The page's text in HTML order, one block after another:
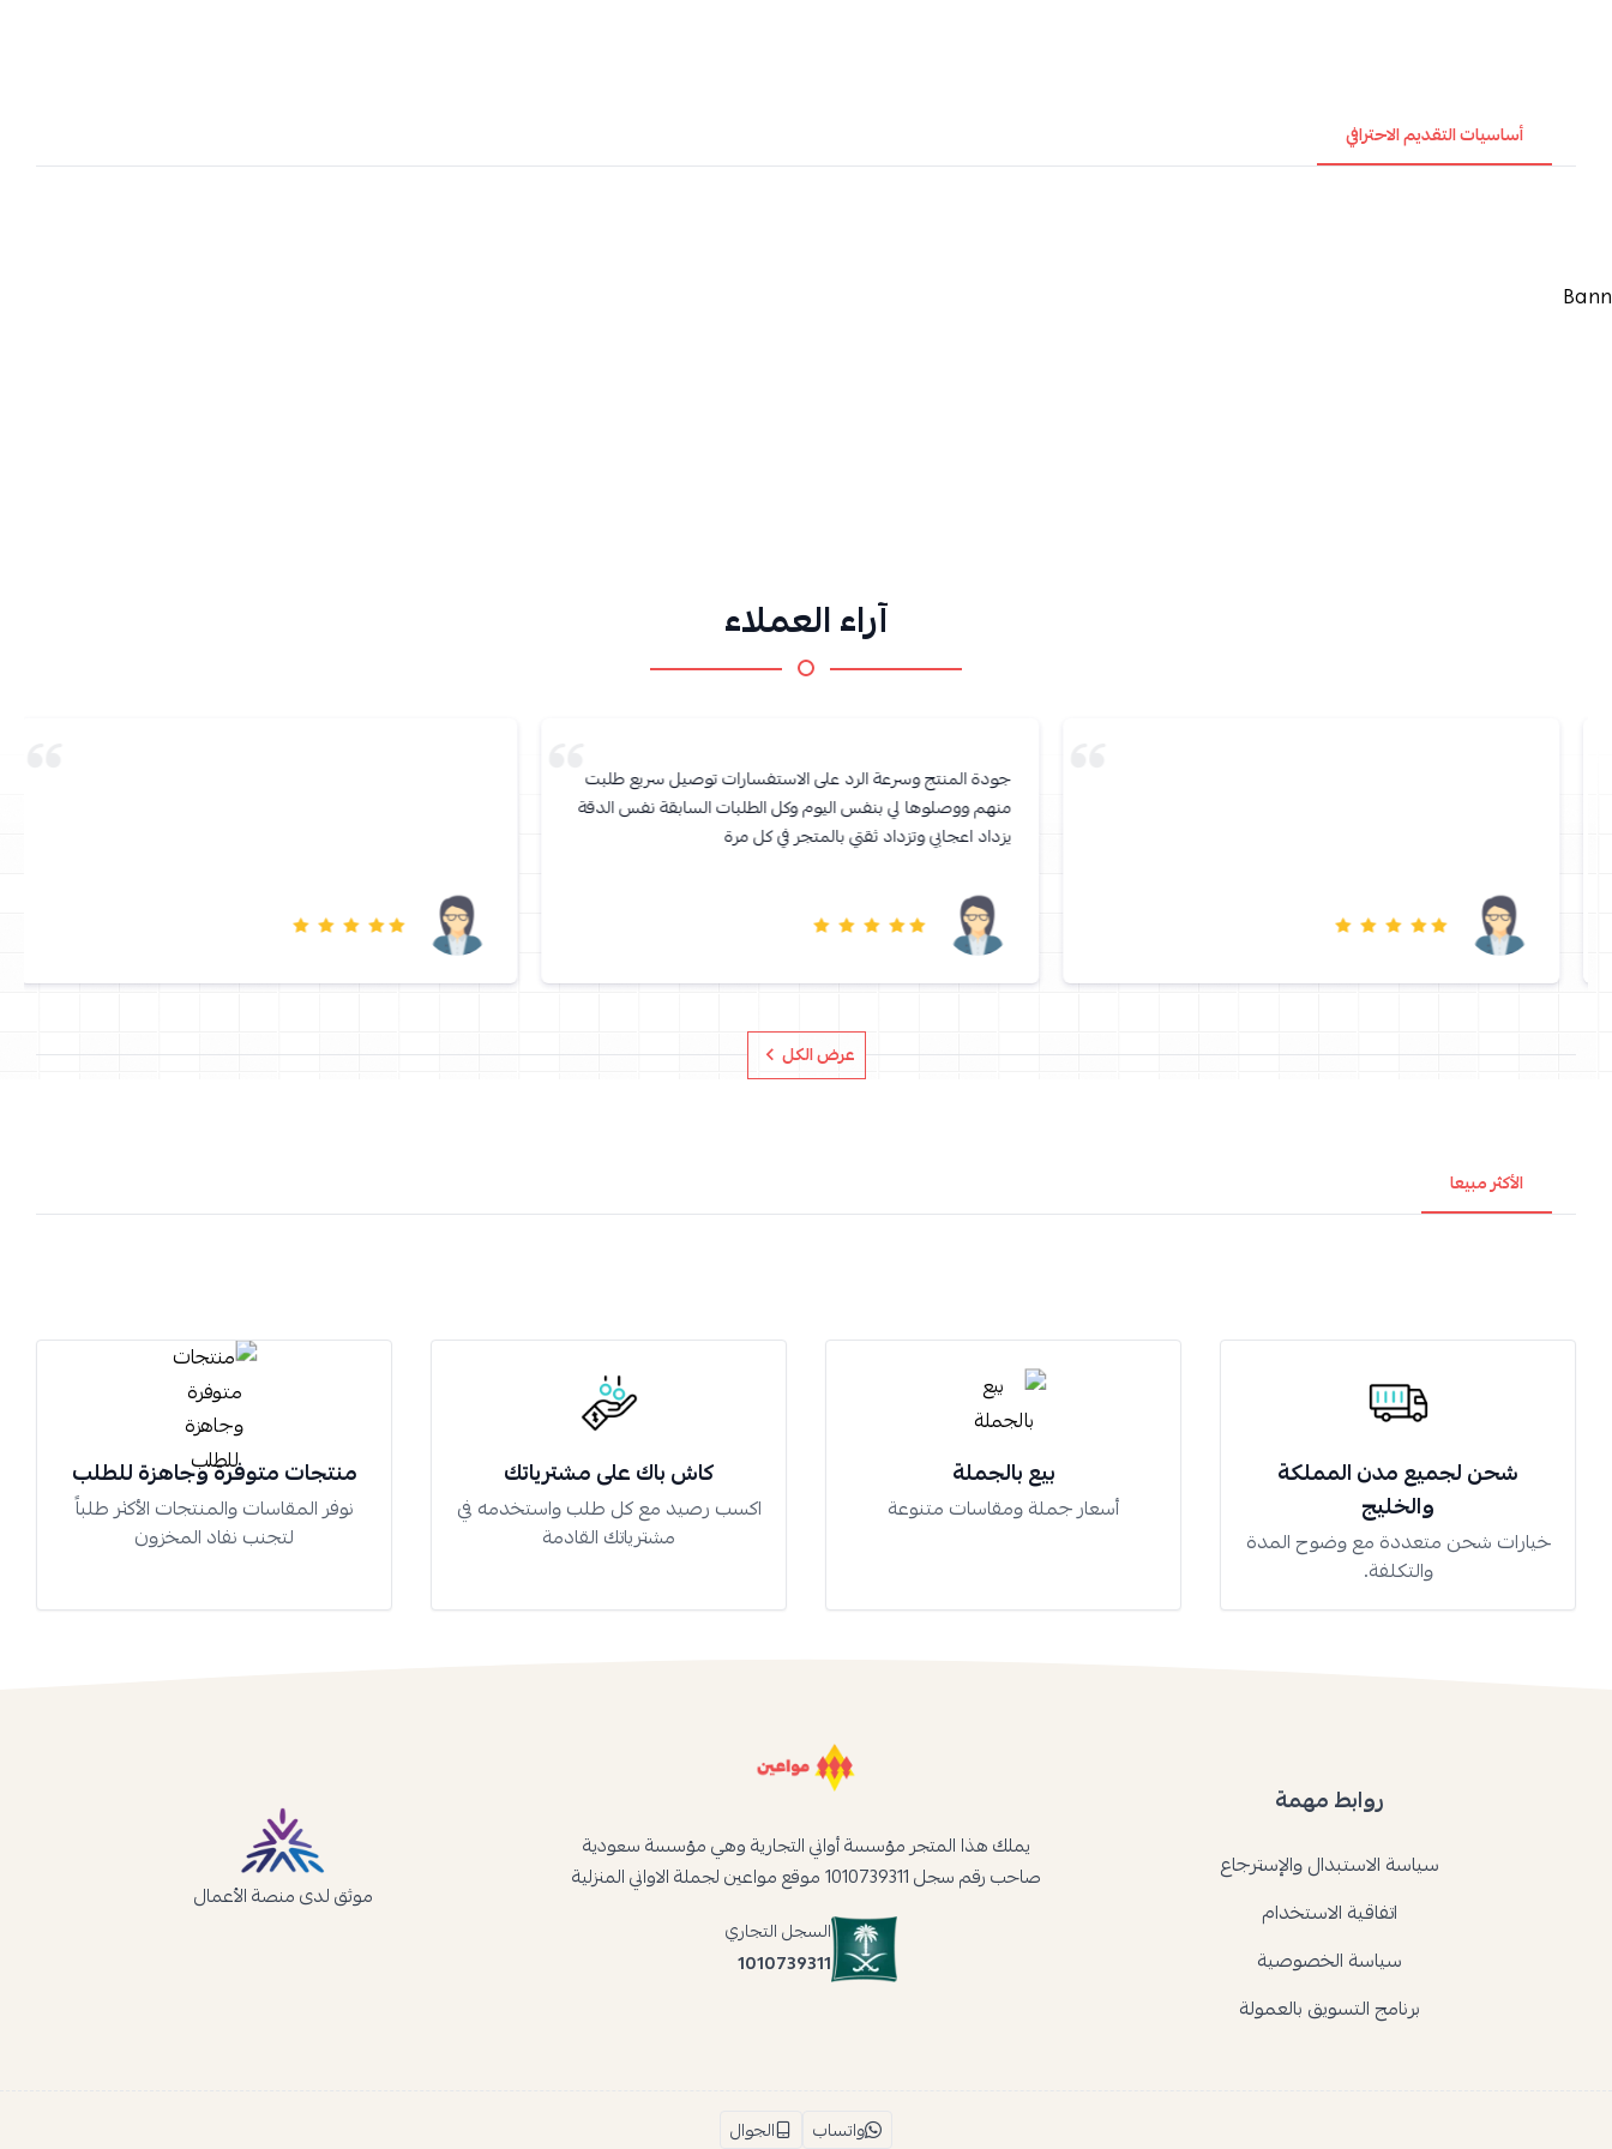
أساسيات التقديم الاحترافي
آراء العملاء
جودة المنتج وسرعة الرد على الاستفسارات توصيل سريع طلبت
منهم ووصلوها لي بنفس اليوم وكل الطلبات السابقة نفس الدقة
يزداد اعجابي وتزداد ثقتي بالمتجر في كل مرة
عرض الكل
الأكثر مبيعا
شحن لجميع مدن المملكة
والخليج
خيارات شحن متعددة مع وضوح المدة
والتكلفة.
بيع بالجملة
أسعار جملة ومقاسات متنوعة
كاش باك على مشترياتك
اكسب رصيد مع كل طلب واستخدمه في
مشترياتك القادمة
منتجات متوفرة وجاهزة للطلب
نوفر المقاسات والمنتجات الأكثر طلباً
لتجنب نفاد المخزون
روابط مهمة
سياسة الاستبدال والإسترجاع
اتفاقية الاستخدام
سياسة الخصوصية
برنامج التسويق بالعمولة
يملك هذا المتجر مؤسسة أواني التجارية وهي مؤسسة سعودية
صاحب رقم سجل 1010739311 موقع مواعين لجملة الاواني المنزلية
السجل التجاري
1010739311
موثق لدى منصة الأعمال
واتساب الجوال